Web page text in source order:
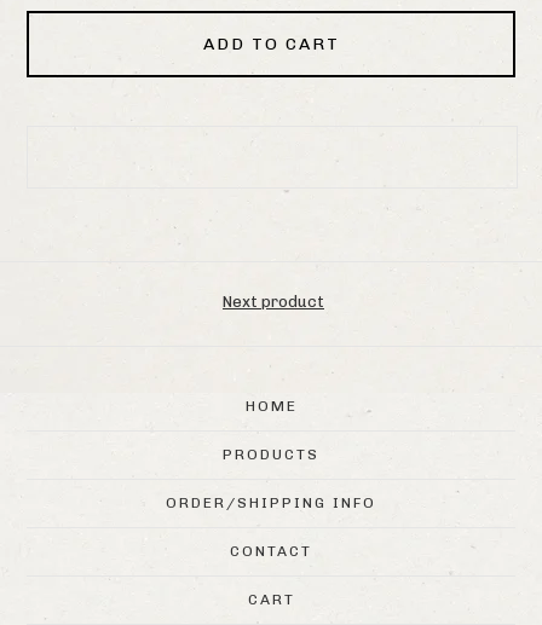
ADD TO CART
Next product
HOME
PRODUCTS
ORDER/SHIPPING INFO
CONTACT
CART